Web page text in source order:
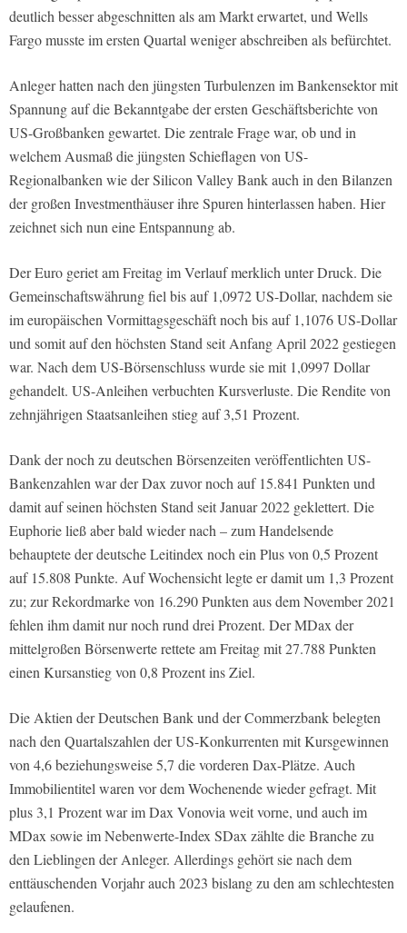
deutlich besser abgeschnitten als am Markt erwartet, und Wells
Fargo musste im ersten Quartal weniger abschreiben als befürchtet.
Anleger hatten nach den jüngsten Turbulenzen im Bankensektor mit
Spannung auf die Bekanntgabe der ersten Geschäftsberichte von
US-Großbanken gewartet. Die zentrale Frage war, ob und in
welchem Ausmaß die jüngsten Schieflagen von US-
Regionalbanken wie der Silicon Valley Bank auch in den Bilanzen
der großen Investmenthäuser ihre Spuren hinterlassen haben. Hier
zeichnet sich nun eine Entspannung ab.
Der Euro geriet am Freitag im Verlauf merklich unter Druck. Die
Gemeinschaftswährung fiel bis auf 1,0972 US-Dollar, nachdem sie
im europäischen Vormittagsgeschäft noch bis auf 1,1076 US-Dollar
und somit auf den höchsten Stand seit Anfang April 2022 gestiegen
war. Nach dem US-Börsenschluss wurde sie mit 1,0997 Dollar
gehandelt. US-Anleihen verbuchten Kursverluste. Die Rendite von
zehnjährigen Staatsanleihen stieg auf 3,51 Prozent.
Dank der noch zu deutschen Börsenzeiten veröffentlichten US-
Bankenzahlen war der Dax zuvor noch auf 15.841 Punkten und
damit auf seinen höchsten Stand seit Januar 2022 geklettert. Die
Euphorie ließ aber bald wieder nach – zum Handelsende
behauptete der deutsche Leitindex noch ein Plus von 0,5 Prozent
auf 15.808 Punkte. Auf Wochensicht legte er damit um 1,3 Prozent
zu; zur Rekordmarke von 16.290 Punkten aus dem November 2021
fehlen ihm damit nur noch rund drei Prozent. Der MDax der
mittelgroßen Börsenwerte rettete am Freitag mit 27.788 Punkten
einen Kursanstieg von 0,8 Prozent ins Ziel.
Die Aktien der Deutschen Bank und der Commerzbank belegten
nach den Quartalszahlen der US-Konkurrenten mit Kursgewinnen
von 4,6 beziehungsweise 5,7 die vorderen Dax-Plätze. Auch
Immobilientitel waren vor dem Wochenende wieder gefragt. Mit
plus 3,1 Prozent war im Dax Vonovia weit vorne, und auch im
MDax sowie im Nebenwerte-Index SDax zählte die Branche zu
den Lieblingen der Anleger. Allerdings gehört sie nach dem
enttäuschenden Vorjahr auch 2023 bislang zu den am schlechtesten
gelaufenen.